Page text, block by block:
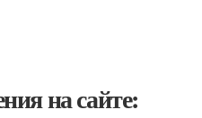
на сайте: